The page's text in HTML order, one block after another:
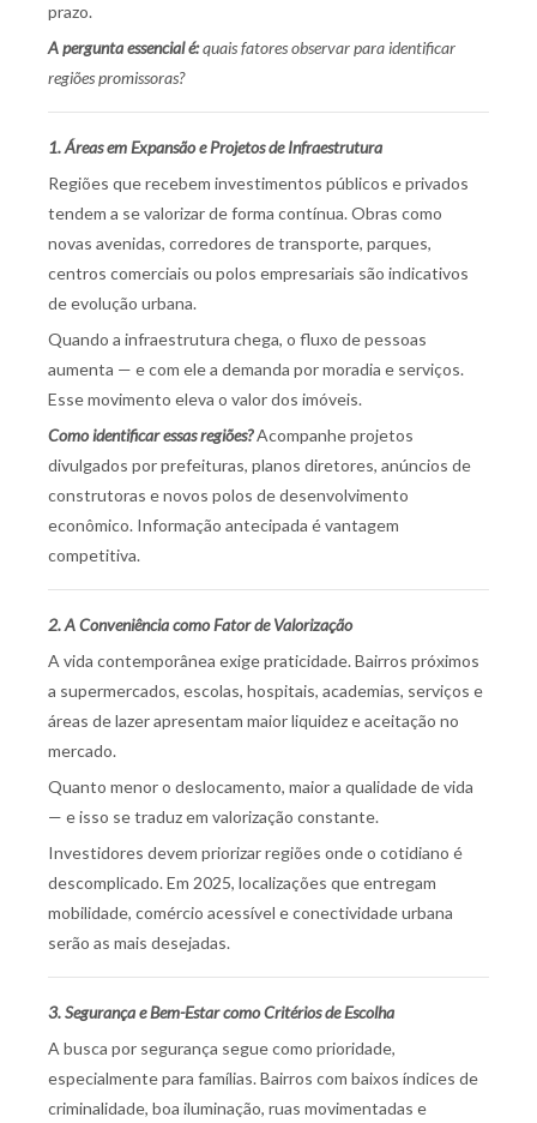
prazo.
A pergunta essencial é:quais fatores observar para identificar
regiões promissoras?
1. Áreas em Expansão e Projetos de Infraestrutura
Regiões que recebem investimentos públicos e privados
tendem a se valorizar de forma contínua. Obras como
novas avenidas, corredores de transporte, parques,
centros comerciais ou polos empresariais são indicativos
de evolução urbana.
Quando a infraestrutura chega, o fluxo de pessoas
aumenta — e com ele a demanda por moradia e serviços.
Esse movimento eleva o valor dos imóveis.
Como identificar essas regiões?Acompanhe projetos
divulgados por prefeituras, planos diretores, anúncios de
construtoras e novos polos de desenvolvimento
econômico. Informação antecipada é vantagem
competitiva.
2. A Conveniência como Fator de Valorização
A vida contemporânea exige praticidade. Bairros próximos
a supermercados, escolas, hospitais, academias, serviços e
áreas de lazer apresentam maior liquidez e aceitação no
mercado.
Quanto menor o deslocamento, maior a qualidade de vida
— e isso se traduz em valorização constante.
Investidores devem priorizar regiões onde o cotidiano é
descomplicado. Em 2025, localizações que entregam
mobilidade, comércio acessível e conectividade urbana
serão as mais desejadas.
3. Segurança e Bem-Estar como Critérios de Escolha
A busca por segurança segue como prioridade,
especialmente para famílias. Bairros com baixos índices de
criminalidade, boa iluminação, ruas movimentadas e